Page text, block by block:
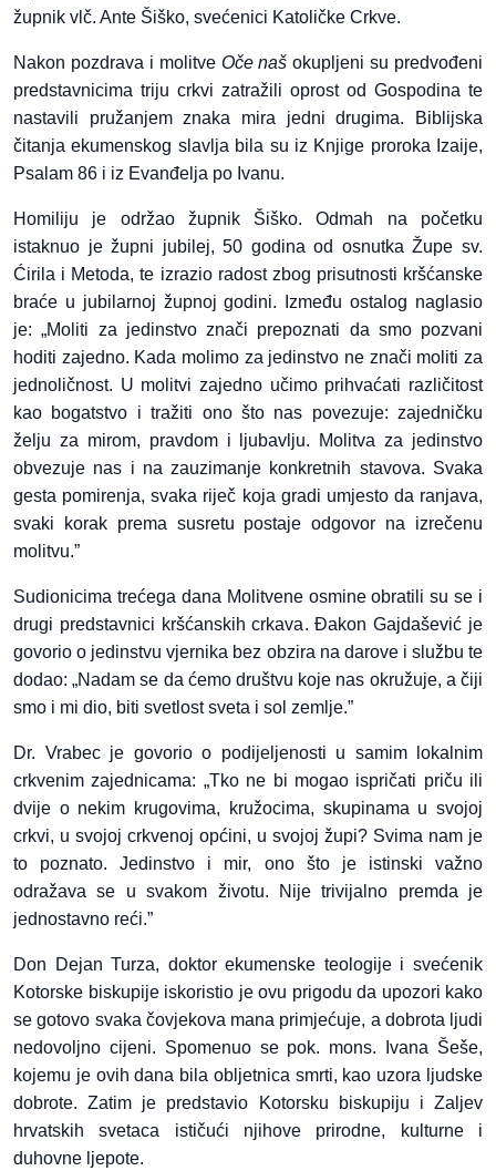
župnik vlč. Ante Šiško, svećenici Katoličke Crkve.
Nakon pozdrava i molitve Oče naš okupljeni su predvođeni
predstavnicima triju crkvi zatražili oprost od Gospodina te
nastavili pružanjem znaka mira jedni drugima. Biblijska
čitanja ekumenskog slavlja bila su iz Knjige proroka Izaije,
Psalam 86 i iz Evanđelja po Ivanu.
Homiliju je održao župnik Šiško. Odmah na početku
istaknuo je župni jubilej, 50 godina od osnutka Župe sv.
Ćirila i Metoda, te izrazio radost zbog prisutnosti kršćanske
braće u jubilarnoj župnoj godini. Između ostalog naglasio
je: „Moliti za jedinstvo znači prepoznati da smo pozvani
hoditi zajedno. Kada molimo za jedinstvo ne znači moliti za
jednoličnost. U molitvi zajedno učimo prihvaćati različitost
kao bogatstvo i tražiti ono što nas povezuje: zajedničku
želju za mirom, pravdom i ljubavlju. Molitva za jedinstvo
obvezuje nas i na zauzimanje konkretnih stavova. Svaka
gesta pomirenja, svaka riječ koja gradi umjesto da ranjava,
svaki korak prema susretu postaje odgovor na izrečenu
molitvu.”
Sudionicima trećega dana Molitvene osmine obratili su se i
drugi predstavnici kršćanskih crkava. Đakon Gajdašević je
govorio o jedinstvu vjernika bez obzira na darove i službu te
dodao: „Nadam se da ćemo društvu koje nas okružuje, a čiji
smo i mi dio, biti svetlost sveta i sol zemlje.”
Dr. Vrabec je govorio o podijeljenosti u samim lokalnim
crkvenim zajednicama: „Tko ne bi mogao ispričati priču ili
dvije o nekim krugovima, kružocima, skupinama u svojoj
crkvi, u svojoj crkvenoj općini, u svojoj župi? Svima nam je
to poznato. Jedinstvo i mir, ono što je istinski važno
odražava se u svakom životu. Nije trivijalno premda je
jednostavno reći.”
Don Dejan Turza, doktor ekumenske teologije i svećenik
Kotorske biskupije iskoristio je ovu prigodu da upozori kako
se gotovo svaka čovjekova mana primjećuje, a dobrota ljudi
nedovoljno cijeni. Spomenuo se pok. mons. Ivana Šeše,
kojemu je ovih dana bila obljetnica smrti, kao uzora ljudske
dobrote. Zatim je predstavio Kotorsku biskupiju i Zaljev
hrvatskih svetaca ističući njihove prirodne, kulturne i
duhovne ljepote.